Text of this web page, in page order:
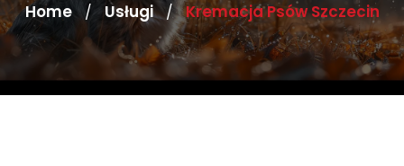
Home / Usługi / Kremacja Psów Szczecin